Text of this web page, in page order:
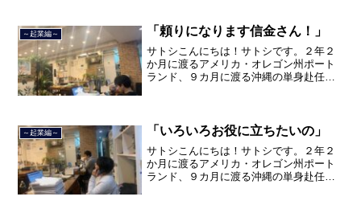
した。２０２１年３月９日よ...
～起業編～ 「頼りになります信金さん！」
サトシこんにちは！サトシです。２年２
か月に渡るアメリカ・オレゴン州ポート
ランド、９カ月に渡る沖縄の単身赴任の
品川区南大井で不動産を主...
～起業編～ 「いろいろお役に立ちたいの」
サトシこんにちは！サトシです。２年２
か月に渡るアメリカ・オレゴン州ポート
ランド、９カ月に渡る沖縄の単身赴任の